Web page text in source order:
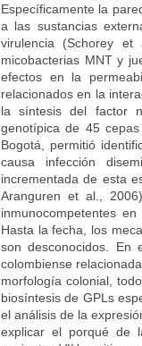
Específicamente la
a las sustancias
virulencia (Schorey
micobacterias MNT y
efectos en la
relacionados en la
la síntesis del factor
genotípica de 45
Bogotá, permitió
causa infección
incrementada de esta
Aranguren et al.,
inmunocompetentes
Hasta la fecha, los
son desconocidos. En
colombiense
morfología colonial,
biosíntesis de GPLs
el análisis de la
explicar el porqué de